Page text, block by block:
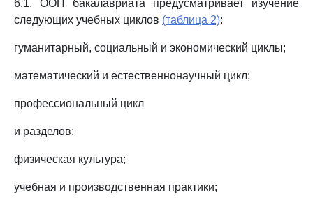
6.1. ООП бакалавриата предусматривает изучение
следующих учебных циклов (таблица 2):
гуманитарный, социальный и экономический циклы;
математический и естественнонаучный цикл;
профессиональный цикл
и разделов:
физическая культура;
учебная и производственная практики;